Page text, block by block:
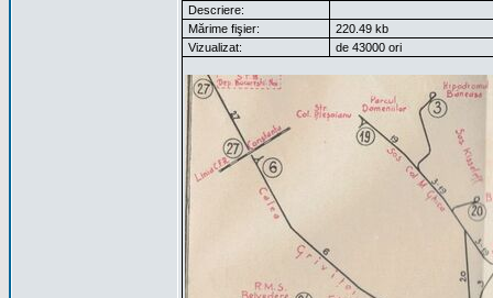
Descriere:
Mărime fişier:
220.49 kb
Vizualizat:
de 43000 ori